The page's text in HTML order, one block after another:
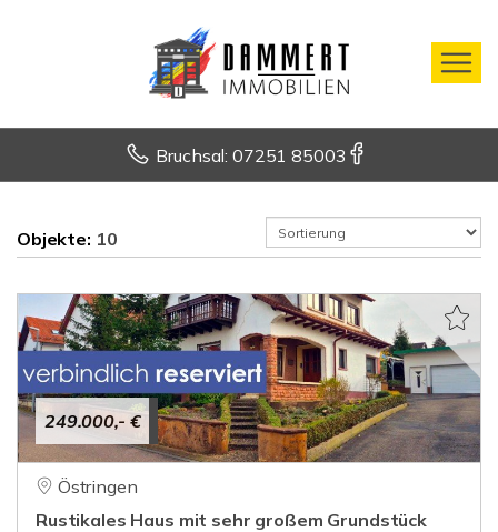
Bruchsal: 07251 85003
Objekte: 10
249.000,- €
Östringen
Rustikales Haus mit sehr großem Grundstück